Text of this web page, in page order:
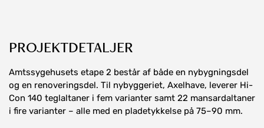
PROJEKTDETALJER
Amtssygehusets etape 2 består af både en nybygningsdel
og en renoveringsdel. Til nybyggeriet, Axelhave, leverer Hi-
Con 140 teglaltaner i fem varianter samt 22 mansardaltaner
i fire varianter – alle med en pladetykkelse på 75–90 mm.